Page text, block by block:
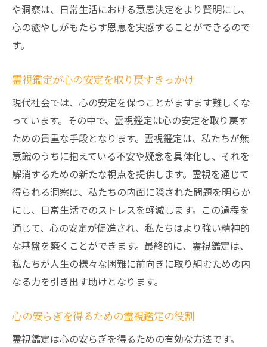
や洞察は、日常生活における意思決定をより賢明にし、
心の癒やしがもたらす恩恵を実感することができるので
す。
霊視鑑定が心の安定を取り戻すきっかけ
現代社会では、心の安定を保つことがますます難しくな
っています。その中で、霊視鑑定は心の安定を取り戻す
ための貴重な手段となります。霊視鑑定は、私たちが無
意識のうちに抱えている不安や疑念を具体化し、それを
解消するための新たな視点を提供します。霊視を通じて
得られる洞察は、私たちの内面に隠された問題を明らか
にし、日常生活でのストレスを軽減します。この過程を
通じて、心の安定が促進され、私たちはより強い精神的
な基盤を築くことができます。最終的に、霊視鑑定は、
私たちが人生の様々な困難に前向きに取り組むための内
なる力を引き出す助けとなります。
心の安らぎを得るための霊視鑑定の役割
霊視鑑定は心の安らぎを得るための有効な方法です。